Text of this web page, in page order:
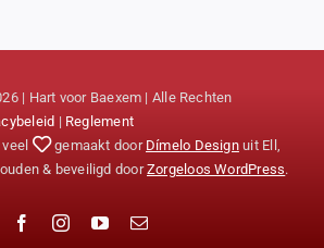
| Hart voor Baexem | Alle Rechten
| Reglement
gemaakt door Dímelo Designuit Ell,
& beveiligd doorZorgeloos WordPress.